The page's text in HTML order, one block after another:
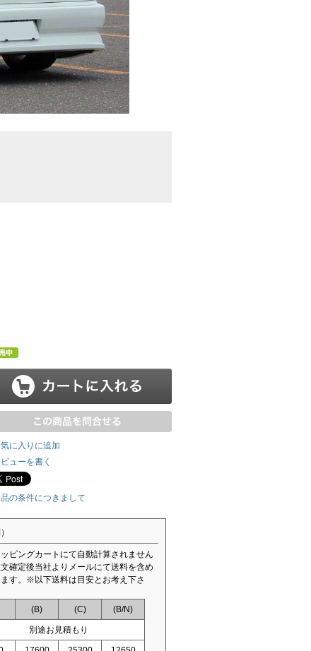
に入りに追加
ューを書く
の条件につきまして
ピングカートにて自動計算されません
確定後当社よりメールにて送料を含め
す。※以下送料は目安とお考え下さ
(B) (C) (B/N)
別途お見積もり